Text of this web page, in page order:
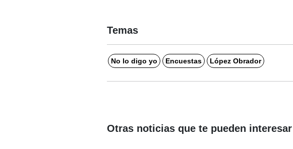
Temas
No lo digo yo Encuestas López Obrador
Otras noticias que te pueden interesar